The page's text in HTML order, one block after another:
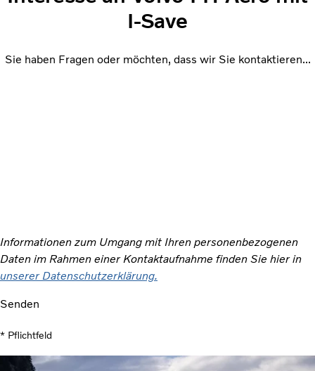
I-Save
Sie haben Fragen oder möchten, dass wir Sie kontaktieren...
Informationen zum Umgang mit Ihren personenbezogenen
Daten im Rahmen einer Kontaktaufnahme finden Sie hier in
unserer Datenschutzerklärung.
Senden
* Pflichtfeld